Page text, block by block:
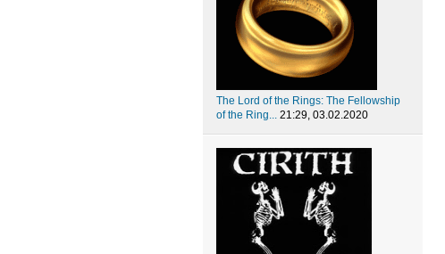
The Lord of the Rings: The Fellowship
of the Ring...
21:29, 03.02.2020